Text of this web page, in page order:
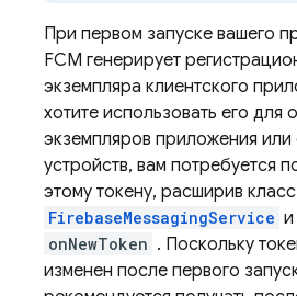
При первом запуске вашего
FCM генерирует
экземпляра клиентского
хотите использовать его для
экземпляров приложения или
устройств, вам потребуется
этому токену, расширив класс
FirebaseMessagingService
onNewToken . Поскольку
изменен после первого